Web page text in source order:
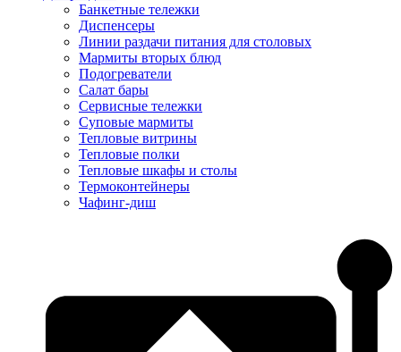
Банкетные тележки
Диспенсеры
Линии раздачи питания для столовых
Мармиты вторых блюд
Подогреватели
Салат бары
Сервисные тележки
Суповые мармиты
Тепловые витрины
Тепловые полки
Тепловые шкафы и столы
Термоконтейнеры
Чафинг-диш